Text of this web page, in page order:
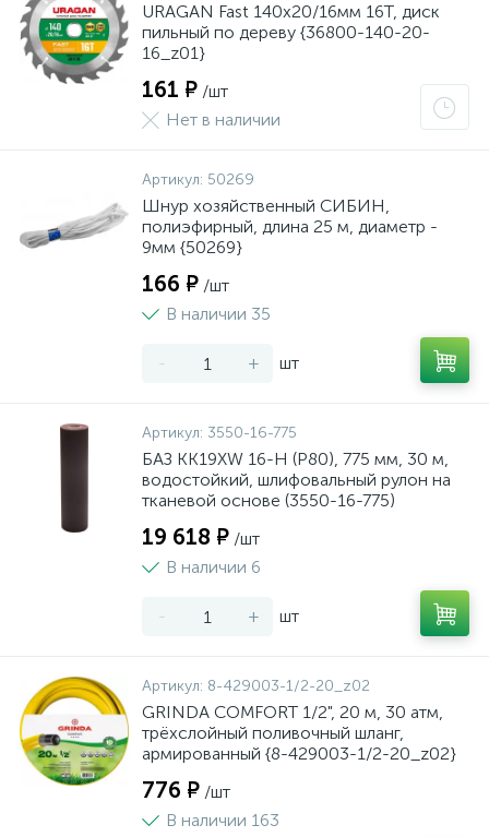
URAGAN Fast 140x20/16мм 16Т, диск
пильный по дереву {36800-140-20-
16_z01}
161 ₽ /шт
Нет в наличии
Артикул: 50269
Шнур хозяйственный СИБИН,
полиэфирный, длина 25 м, диаметр -
9мм {50269}
166 ₽ /шт
В наличии 35
- + шт
Артикул: 3550-16-775
БАЗ KK19XW 16-H (Р80), 775 мм, 30 м,
водостойкий, шлифовальный рулон на
тканевой основе (3550-16-775)
19 618 ₽ /шт
В наличии 6
- + шт
Артикул: 8-429003-1/2-20_z02
GRINDA COMFORT 1/2", 20 м, 30 атм,
трёхслойный поливочный шланг,
армированный {8-429003-1/2-20_z02}
776 ₽ /шт
В наличии 163